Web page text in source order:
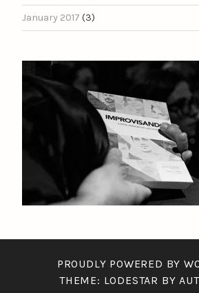
January 2017 (3)
PROUDLY POWERED BY
THEME: LODESTAR BY